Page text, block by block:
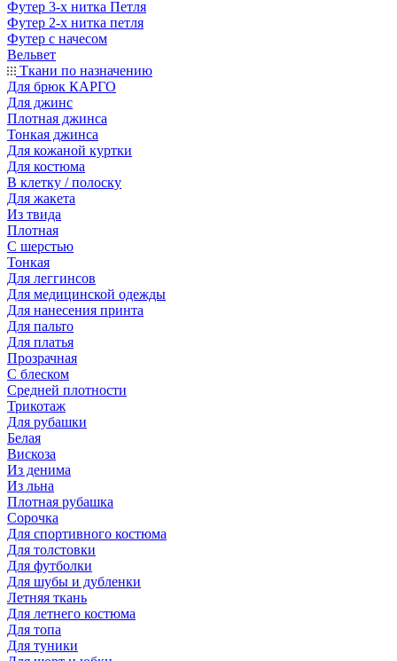
Футер 3-х нитка Петля
Футер 2-х нитка петля
Футер с начесом
Вельвет
Ткани по назначению
Для брюк КАРГО
Для джинс
Плотная джинса
Тонкая джинса
Для кожаной куртки
Для костюма
В клетку / полоску
Для жакета
Из твида
Плотная
С шерстью
Тонкая
Для леггинсов
Для медицинской одежды
Для нанесения принта
Для пальто
Для платья
Прозрачная
С блеском
Средней плотности
Трикотаж
Для рубашки
Белая
Вискоза
Из денима
Из льна
Плотная рубашка
Сорочка
Для спортивного костюма
Для толстовки
Для футболки
Для шубы и дубленки
Летняя ткань
Для летнего костюма
Для топа
Для туники